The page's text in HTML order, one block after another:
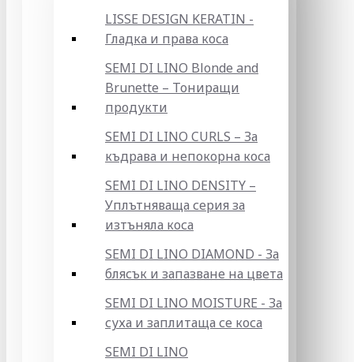
LISSE DESIGN KERATIN -
Гладка и права коса
SEMI DI LINO Blonde and
Brunette – Тониращи
продукти
SEMI DI LINO CURLS – За
къдрава и непокорна коса
SEMI DI LINO DENSITY –
Уплътняваща серия за
изтъняла коса
SEMI DI LINO DIAMOND - За
блясък и запазване на цвета
SEMI DI LINO MOISTURE - За
суха и заплитаща се коса
SEMI DI LINO